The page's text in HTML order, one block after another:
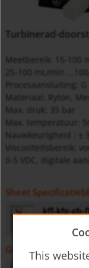
Turbinerad-
Meetbereik: 15-100
Procesaansluiting: G
Materiaal: Ryton,
Max. druk: 35 bar
Max. temperatuur: 50
Nauwkeurigheid : ±
Viscositeitsbereik:
0-5 VDC, digitale
Sheet
kff-kfg-gb-
Gebruiksaanwijzing
This